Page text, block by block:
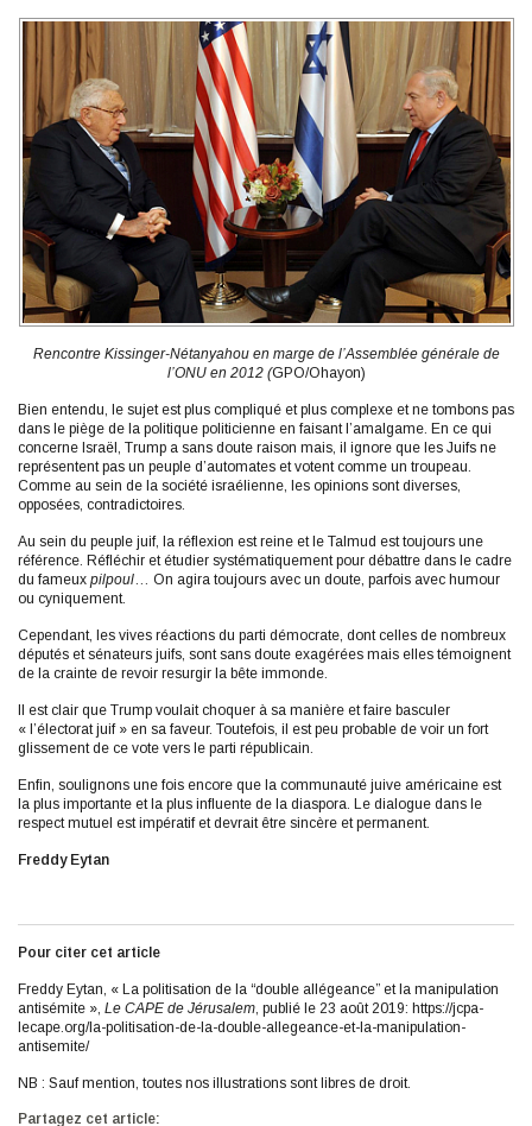
Rencontre Kissinger-Nétanyahou en marge de l’Assemblée générale de
l’ONU en 2012 (GPO/Ohayon)
Bien entendu, le sujet est plus compliqué et plus complexe et ne tombons pas
dans le piège de la politique politicienne en faisant l’amalgame. En ce qui
concerne Israël, Trump a sans doute raison mais, il ignore que les Juifs ne
représentent pas un peuple d’automates et votent comme un troupeau.
Comme au sein de la société israélienne, les opinions sont diverses,
opposées, contradictoires.
Au sein du peuple juif, la réflexion est reine et le Talmud est toujours une
référence. Réfléchir et étudier systématiquement pour débattre dans le cadre
du fameux pilpoul … On agira toujours avec un doute, parfois avec humour
ou cyniquement.
Cependant, les vives réactions du parti démocrate, dont celles de nombreux
députés et sénateurs juifs, sont sans doute exagérées mais elles témoignent
de la crainte de revoir resurgir la bête immonde.
Il est clair que Trump voulait choquer à sa manière et faire basculer
« l’électorat juif » en sa faveur. Toutefois, il est peu probable de voir un fort
glissement de ce vote vers le parti républicain.
Enfin, soulignons une fois encore que la communauté juive américaine est
la plus importante et la plus influente de la diaspora. Le dialogue dans le
respect mutuel est impératif et devrait être sincère et permanent.
Freddy Eytan
Pour citer cet article
Freddy Eytan, « La politisation de la “double allégeance” et la manipulation
antisémite », Le CAPE de Jérusalem , publié le 23 août 2019: https://jcpa-
lecape.org/la-politisation-de-la-double-allegeance-et-la-manipulation-
antisemite/
NB : Sauf mention, toutes nos illustrations sont libres de droit.
Partagez cet article: